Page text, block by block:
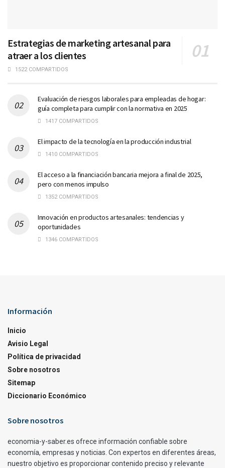
Estrategias de marketing artesanal para
atraer a los clientes
1522 COMPARTIDOS
Evaluación de riesgos laborales para empleadas de hogar:
guía completa para cumplir con la normativa en 2025
1417 COMPARTIDOS
El impacto de la tecnología en la producción industrial
1410 COMPARTIDOS
El acceso a la financiación bancaria mejora a final de 2025,
pero con menos impulso
1352 COMPARTIDOS
Innovación en productos artesanales: tendencias y
oportunidades
1346 COMPARTIDOS
Información
Inicio
Avisio Legal
Política de privacidad
Sobre nosotros
Sitemap
Diccionario Económico
Sobre nosotros
economia-y-saber.es ofrece información confiable sobre
economía, empresas y noticias. Con expertos en diferentes áreas,
nuestro objetivo es proporcionar contenido preciso y relevante